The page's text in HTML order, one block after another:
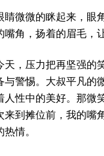
微微的眯起来，眼
角，扬着的眉毛，
，压力把再坚强的
警惕。大叔平凡
人性中的美好。那
到摊位前，我的嘴
情。